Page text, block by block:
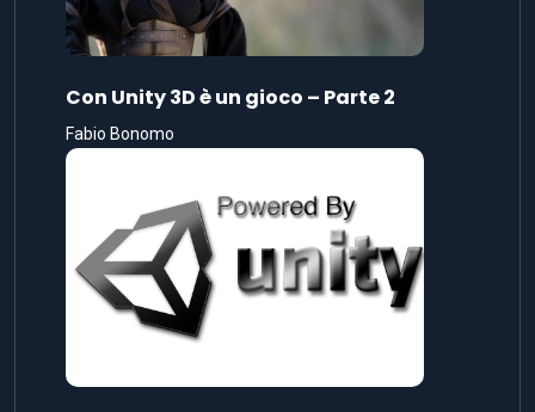
Con Unity 3D è un gioco – Parte 2
Fabio Bonomo